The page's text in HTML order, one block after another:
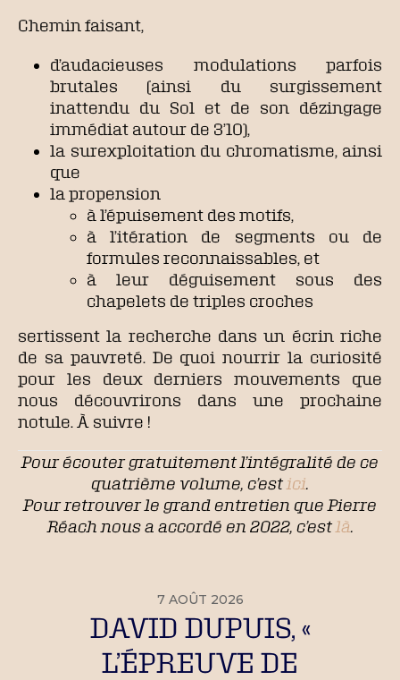
Chemin faisant,
d’audacieuses modulations parfois
brutales (ainsi du surgissement
inattendu du Sol et de son dézingage
immédiat autour de 3’10),
la surexploitation du chromatisme, ainsi
que
la propension
à l’épuisement des motifs,
à l’itération de segments ou de
formules reconnaissables, et
à leur déguisement sous des
chapelets de triples croches
sertissent la recherche dans un écrin riche
de sa pauvreté. De quoi nourrir la curiosité
pour les deux derniers mouvements que
nous découvrirons dans une prochaine
notule. À suivre !
Pour écouter gratuitement l’intégralité de ce
quatrième volume, c’est ici.
Pour retrouver le grand entretien que Pierre
Réach nous a accordé en 2022, c’est là.
7 AOÛT 2026
DAVID DUPUIS, «
L’ÉPREUVE DE